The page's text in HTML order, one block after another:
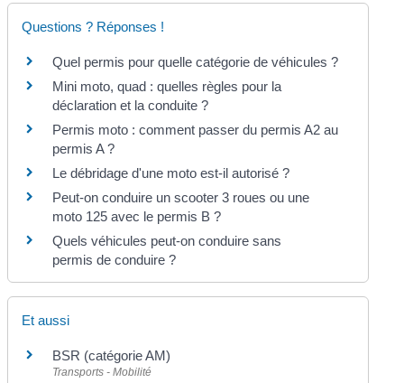
Questions ? Réponses !
Quel permis pour quelle catégorie de véhicules ?
Mini moto, quad : quelles règles pour la
déclaration et la conduite ?
Permis moto : comment passer du permis A2 au
permis A ?
Le débridage d'une moto est-il autorisé ?
Peut-on conduire un scooter 3 roues ou une
moto 125 avec le permis B ?
Quels véhicules peut-on conduire sans
permis de conduire ?
Et aussi
BSR (catégorie AM)
Transports - Mobilité